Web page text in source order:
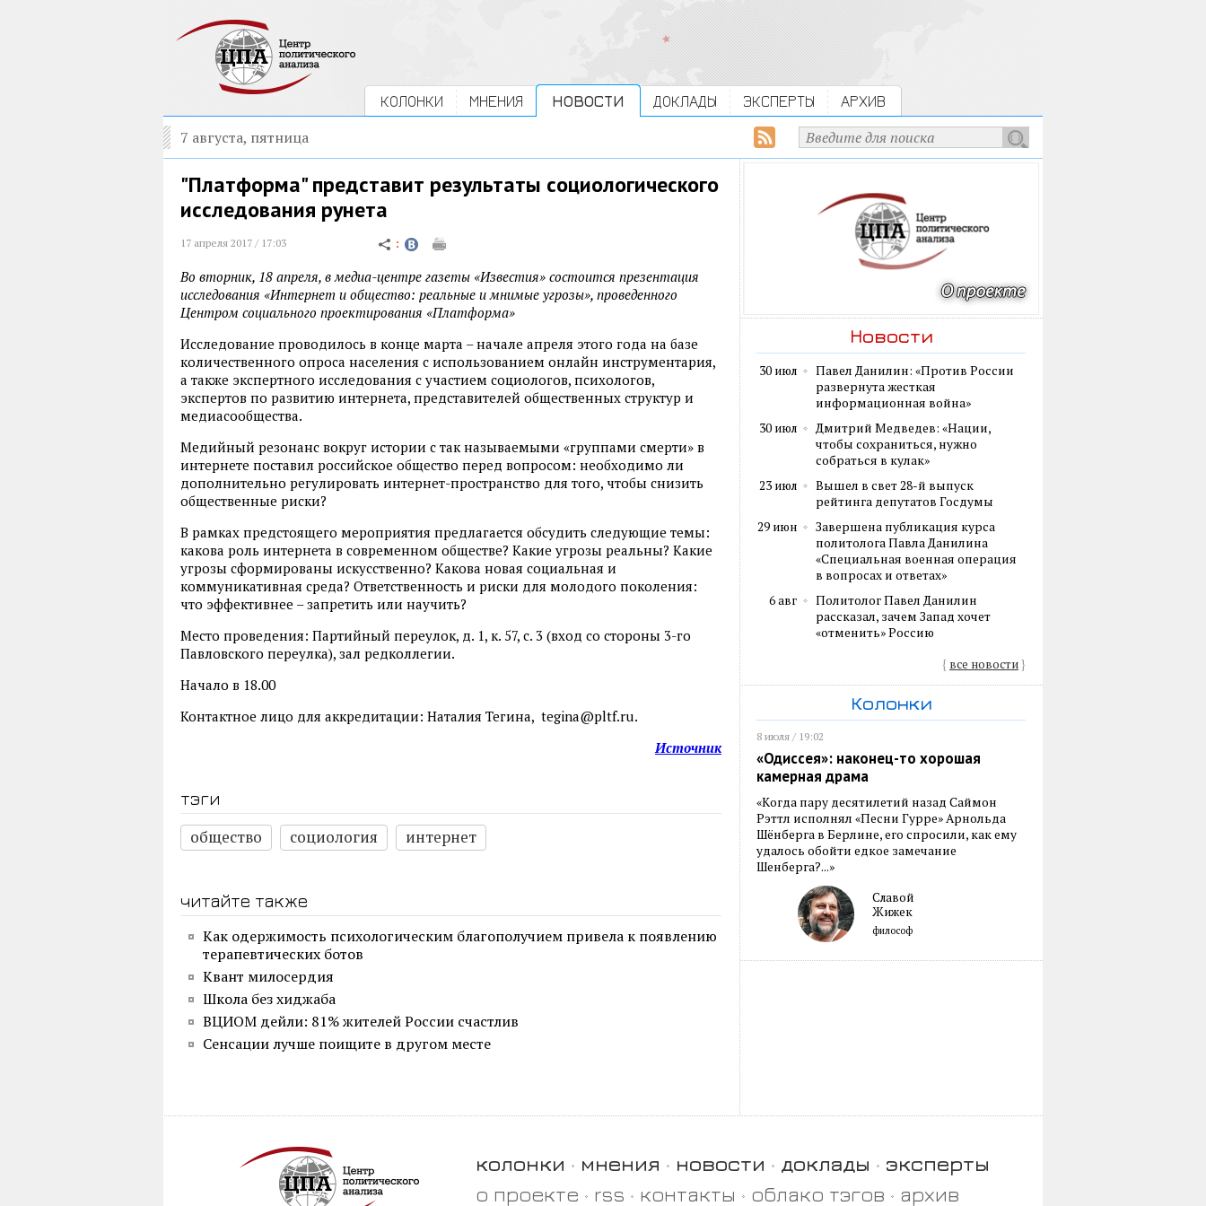
КОЛОНКИ МНЕНИЯ НОВОСТИ ДОКЛАДЫ ЭКСПЕРТЫ АРХИВ
7 августа, пятница
"Платформа" представит результаты социологического
исследования рунета
17 апреля 2017 / 17:03
Во вторник, 18 апреля, в медиа-центре газеты «Известия» состоится презентация
исследования «Интернет и общество: реальные и мнимые угрозы», проведенного
Центром социального проектирования «Платформа»
Исследование проводилось в конце марта – начале апреля этого года на базе
количественного опроса населения с использованием онлайн инструментария,
а также экспертного исследования с участием социологов, психологов,
экспертов по развитию интернета, представителей общественных структур и
медиасообщества.
Медийный резонанс вокруг истории с так называемыми «группами смерти» в
интернете поставил российское общество перед вопросом: необходимо ли
дополнительно регулировать интернет-пространство для того, чтобы снизить
общественные риски?
В рамках предстоящего мероприятия предлагается обсудить следующие темы:
какова роль интернета в современном обществе? Какие угрозы реальны? Какие
угрозы сформированы искусственно? Какова новая социальная и
коммуникативная среда? Ответственность и риски для молодого поколения:
что эффективнее – запретить или научить?
Место проведения: Партийный переулок, д. 1, к. 57, с. 3 (вход со стороны 3-го
Павловского переулка), зал редколлегии.
Начало в 18.00
Контактное лицо для аккредитации: Наталия Тегина, tegina@pltf.ru.
Источник
тэги
общество
социология интернет
читайте также
Как одержимость психологическим благополучием привела к появлению
терапевтических ботов
Квант милосердия
Школа без хиджаба
ВЦИОМ дейли: 81% жителей России счастлив
Сенсации лучше поищите в другом месте
Новости
30 июл
Павел Данилин: «Против России
развернута жесткая
информационная война»
30 июл
Дмитрий Медведев: «Нации,
чтобы сохраниться, нужно
собраться в кулак»
23 июл
Вышел в свет 28-й выпуск
рейтинга депутатов Госдумы
29 июн
Завершена публикация курса
политолога Павла Данилина
«Специальная военная операция
в вопросах и ответах»
6 авг
Политолог Павел Данилин
рассказал, зачем Запад хочет
«отменить» Россию
{ все новости}
Колонки
8 июля / 19:02
«Одиссея»: наконец-то хорошая
камерная драма
«Когда пару десятилетий назад Саймон
Рэттл исполнял «Песни Гурре» Арнольда
Шёнберга в Берлине, его спросили, как ему
удалось обойти едкое замечание
Шенберга?...»
Славой
Жижек
философ
колонки мнения новости доклады
эксперты
о проекте
rss контакты облако тэгов архив